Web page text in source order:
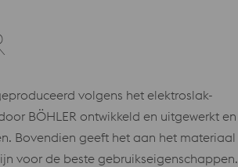
volgens het elektroslak-
BÖHLER ontwikkeld en uitgewerkt en
Bovendien geeft het aan het materiaal
voor de beste gebruikseigenschappen.